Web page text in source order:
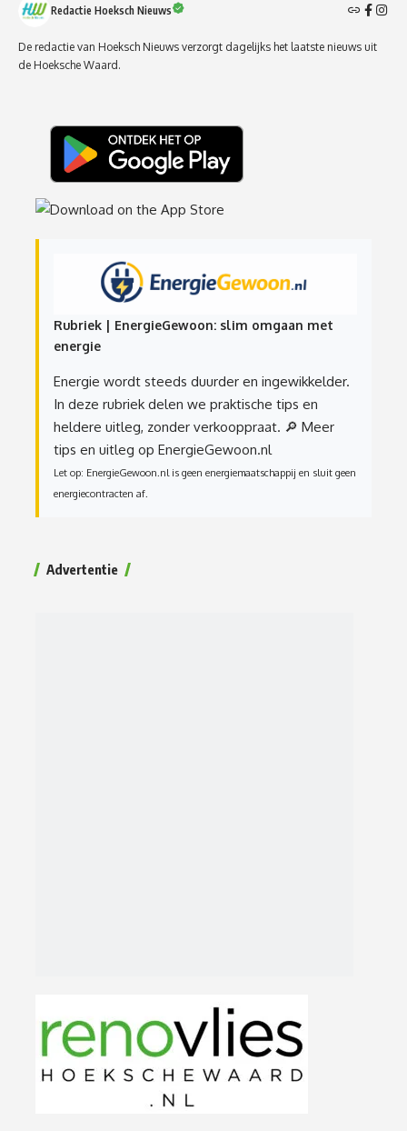
Redactie Hoeksch Nieuws
De redactie van Hoeksch Nieuws verzorgt dagelijks het laatste nieuws uit
de Hoeksche Waard.
Rubriek | EnergieGewoon: slim omgaan met
energie
Energie wordt steeds duurder en ingewikkelder.
In deze rubriek delen we praktische tips en
heldere uitleg, zonder verkooppraat. 🔎 Meer
tips en uitleg op EnergieGewoon.nl
Let op: EnergieGewoon.nl is geen energiemaatschappij en sluit geen
energiecontracten af.
Advertentie